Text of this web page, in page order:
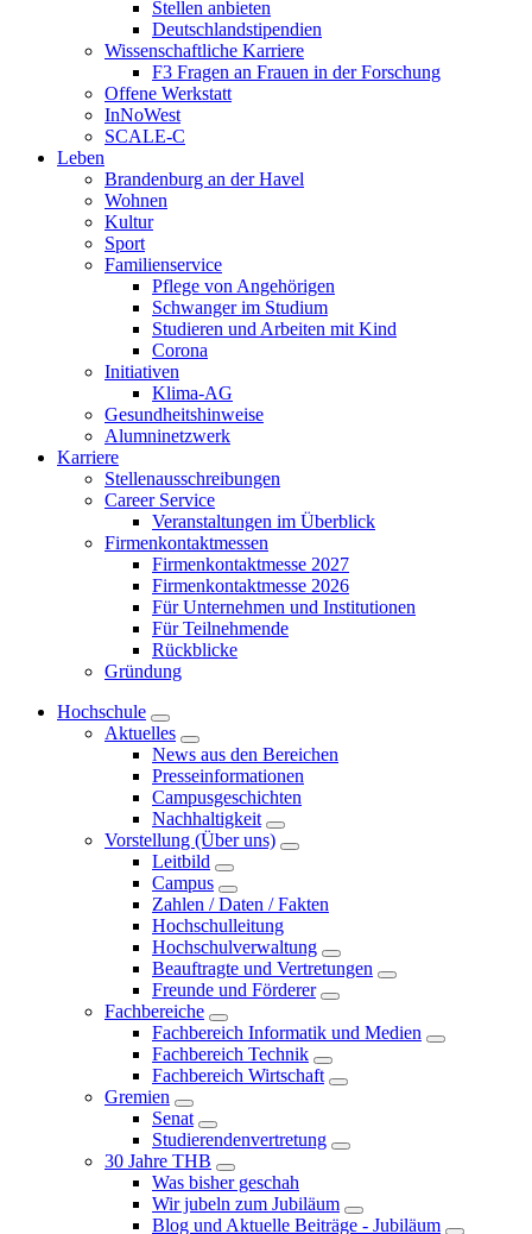
Stellen anbieten
Deutschlandstipendien
Wissenschaftliche Karriere
F3 Fragen an Frauen in der Forschung
Offene Werkstatt
InNoWest
SCALE-C
Leben
Brandenburg an der Havel
Wohnen
Kultur
Sport
Familienservice
Pflege von Angehörigen
Schwanger im Studium
Studieren und Arbeiten mit Kind
Corona
Initiativen
Klima-AG
Gesundheitshinweise
Alumninetzwerk
Karriere
Stellenausschreibungen
Career Service
Veranstaltungen im Überblick
Firmenkontaktmessen
Firmenkontaktmesse 2027
Firmenkontaktmesse 2026
Für Unternehmen und Institutionen
Für Teilnehmende
Rückblicke
Gründung
Hochschule
Aktuelles
News aus den Bereichen
Presseinformationen
Campusgeschichten
Nachhaltigkeit
Vorstellung (Über uns)
Leitbild
Campus
Zahlen / Daten / Fakten
Hochschulleitung
Hochschulverwaltung
Beauftragte und Vertretungen
Freunde und Förderer
Fachbereiche
Fachbereich Informatik und Medien
Fachbereich Technik
Fachbereich Wirtschaft
Gremien
Senat
Studierendenvertretung
30 Jahre THB
Was bisher geschah
Wir jubeln zum Jubiläum
Blog und Aktuelle Beiträge - Jubiläum